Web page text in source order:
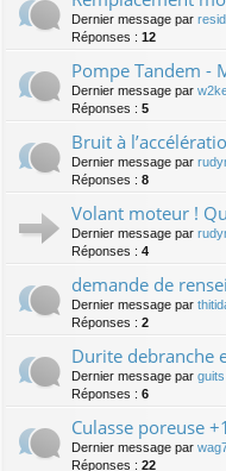
Dernier message par
Réponses : 12
Pompe Tandem -
Dernier message par
Réponses : 5
Bruit à
Dernier message par
Réponses : 8
Volant moteur !
Dernier message par
Réponses : 4
demande de
Dernier message par
Réponses : 2
Durite debranche
Dernier message par guits
Réponses : 6
Culasse poreuse +1
Dernier message par
Réponses : 22